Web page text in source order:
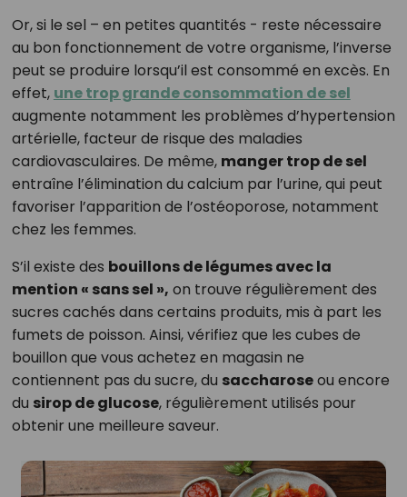
Or, si le sel – en petites quantités - reste nécessaire
au bon fonctionnement de votre organisme, l’inverse
peut se produire lorsqu’il est consommé en excès. En
effet, une trop grande consommation de sel
augmente notamment les problèmes d’hypertension
artérielle, facteur de risque des maladies
cardiovasculaires. De même, manger trop de sel
entraîne l’élimination du calcium par l’urine, qui peut
favoriser l’apparition de l’ostéoporose, notamment
chez les femmes.
S’il existe des bouillons de légumes avec la
mention « sans sel », on trouve régulièrement des
sucres cachés dans certains produits, mis à part les
fumets de poisson. Ainsi, vérifiez que les cubes de
bouillon que vous achetez en magasin ne
contiennent pas du sucre, du saccharoseou encore
du sirop de glucose, régulièrement utilisés pour
obtenir une meilleure saveur.